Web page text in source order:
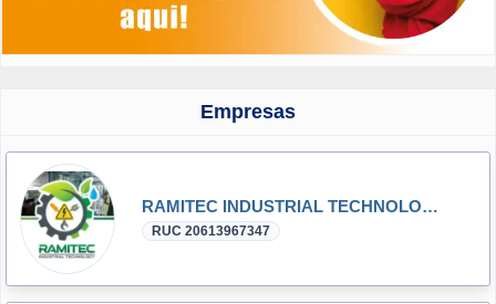
Empresas
RAMITEC INDUSTRIAL TECHNOLOGY S.A.C.
RUC 20613967347